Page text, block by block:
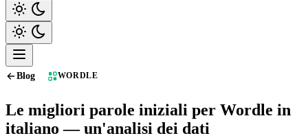
Blog WORDLE
Le migliori parole iniziali per Wordle in
italiano — un'analisi dei dati